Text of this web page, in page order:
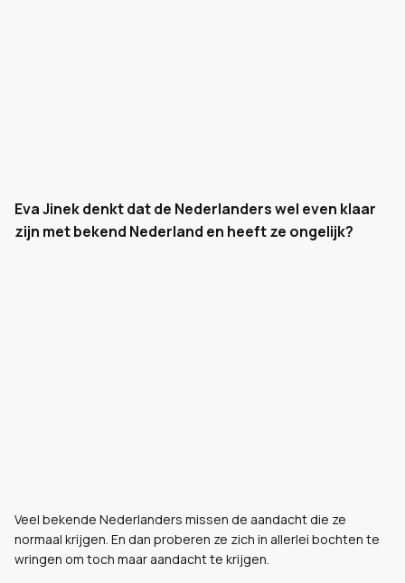
Eva Jinek denkt dat de Nederlanders wel even klaar
zijn met bekend Nederland en heeft ze ongelijk?
Veel bekende Nederlanders missen de aandacht die ze
normaal krijgen. En dan proberen ze zich in allerlei bochten te
wringen om toch maar aandacht te krijgen.